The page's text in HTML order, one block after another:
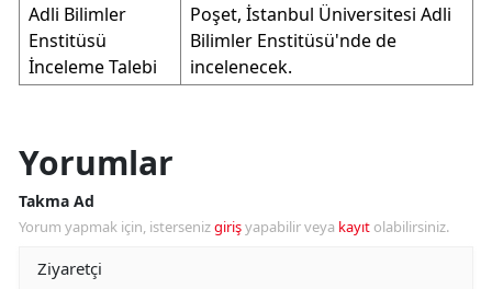
Adli Bilimler
Enstitüsü
İnceleme Talebi
Poşet, İstanbul Üniversitesi Adli
Bilimler Enstitüsü'nde de
incelenecek.
Yorumlar
Takma Ad
Yorum yapmak için, istersenizgirişyapabilir veya kayıt olabilirsiniz.